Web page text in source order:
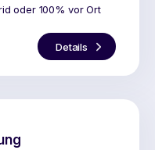
oder 100% vor Ort
Details